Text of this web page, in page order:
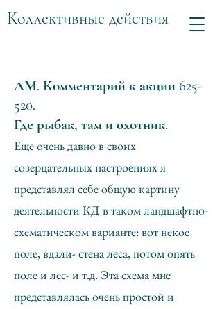
Коллективные действия
АМ. Комментарий к акции 625-
520.
Где рыбак, там и охотник.
Еще очень давно в своих
созерцательных настроениях я
представлял себе общую картину
деятельности КД в таком ландшафтно-
схематическом варианте: вот некое
поле, вдали- стена леса, потом опять
поле и лес- и т.д. Эта схема мне
представлялась очень простой и